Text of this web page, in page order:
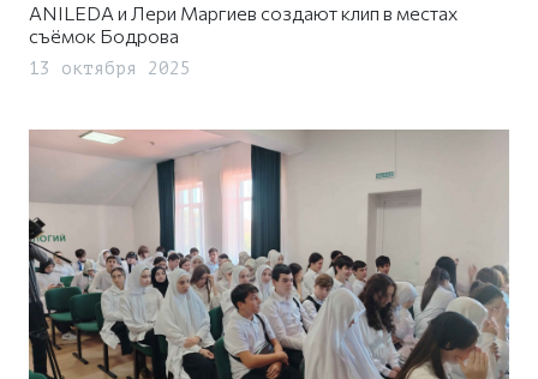
ANILEDA и Лери Маргиев создают клип в местах
съёмок Бодрова
13 октября 2025